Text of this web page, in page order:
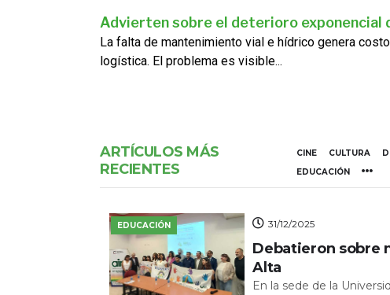
Advierten sobre el deterioro
La falta de mantenimiento vial e hídrico genera
logística. El problema es visible...
ARTÍCULOS MÁS
RECIENTES
CINE CULTURA
EDUCACIÓN
EDUCACIÓN 31/12/2025
Debatieron sobre
Alta
En la sede de la